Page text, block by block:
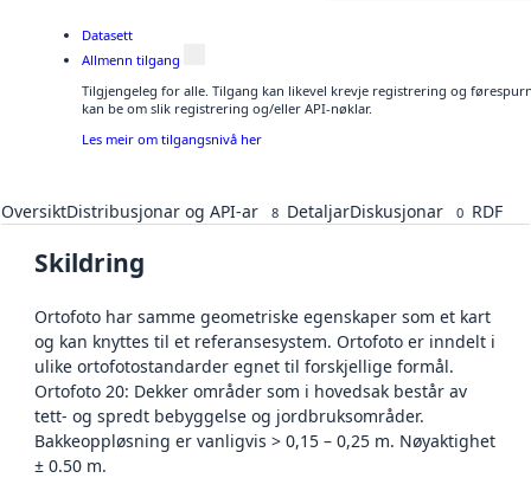
Datasett
Allmenn tilgang
Tilgjengeleg for alle. Tilgang kan likevel krevje registrering og
kan be om slik registrering og/eller API-nøklar.
Les meir om tilgangsnivå her
OversiktDistribusjonar og API-ar 8 DetaljarDiskusjonar 0 RDF
Skildring
Ortofoto har samme geometriske egenskaper som et kart
og kan knyttes til et referansesystem. Ortofoto er inndelt i
ulike ortofotostandarder egnet til forskjellige formål.
Ortofoto 20: Dekker områder som i hovedsak består av
tett- og spredt bebyggelse og jordbruksområder.
Bakkeoppløsning er vanligvis > 0,15 – 0,25 m. Nøyaktighet
± 0.50 m.